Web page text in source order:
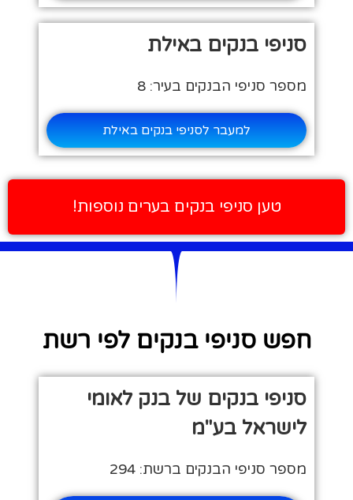
סניפי בנקים באילת
מספר סניפי הבנקים בעיר: 8
למעבר לסניפי בנקים באילת
טען סניפי בנקים בערים נוספות!
חפש סניפי בנקים לפי רשת
סניפי בנקים של בנק לאומי
לישראל בע"מ
מספר סניפי הבנקים ברשת: 294